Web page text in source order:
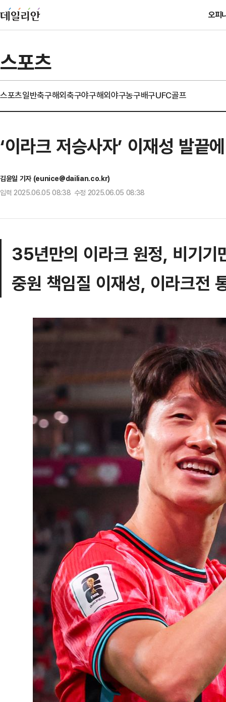
오피
스포츠
스포츠일반축구해외축구야구해외야구농구배구UFC골프
‘이라크 저승사자’ 이재성 발끝
김윤일 기자 (eunice@dailian.co.kr)
입력 2025.06.05 08:38 수정 2025.06.05 08:38
35년만의 이라크 원정, 비기기
중원 책임질 이재성, 이라크전